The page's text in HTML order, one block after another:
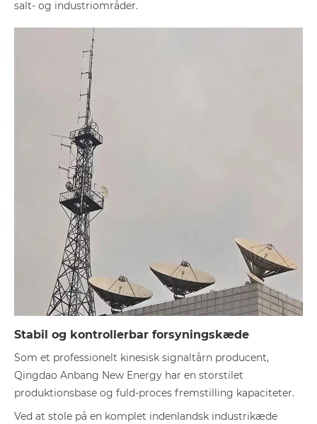
salt- og industriområder.
Stabil og kontrollerbar forsyningskæde
Som et professionelt kinesisk signaltårn producent,
Qingdao Anbang New Energy har en storstilet
produktionsbase og fuld-proces fremstilling kapaciteter.
Ved at stole på en komplet indenlandsk industrikæde